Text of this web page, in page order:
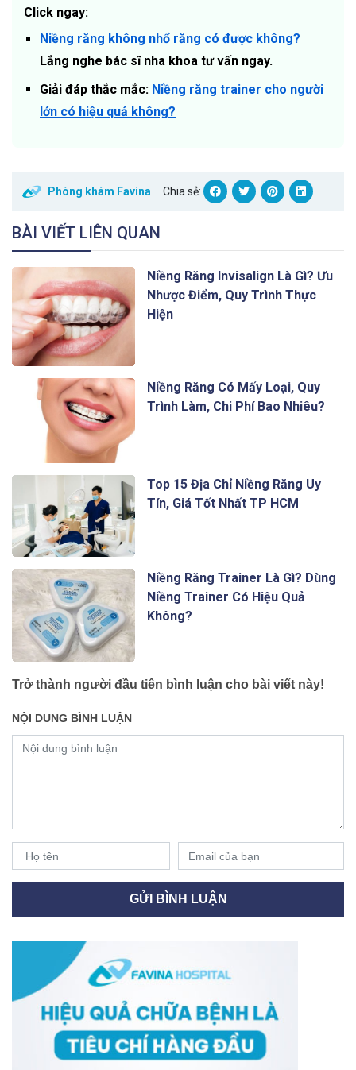
Click ngay:
Niềng răng không nhổ răng có được không?
Lắng nghe bác sĩ nha khoa tư vấn ngay.
Giải đáp thắc mắc: Niềng răng trainer cho người
lớn có hiệu quả không?
Phòng khám Favina Chia sẻ:
BÀI VIẾT LIÊN QUAN
Niềng Răng Invisalign Là Gì? Ưu
Nhược Điểm, Quy Trình Thực
Hiện
Niềng Răng Có Mấy Loại, Quy
Trình Làm, Chi Phí Bao Nhiêu?
Top 15 Địa Chỉ Niềng Răng Uy
Tín, Giá Tốt Nhất TP HCM
Niềng Răng Trainer Là Gì? Dùng
Niềng Trainer Có Hiệu Quả
Không?
Trở thành người đầu tiên bình luận cho bài viết này!
NỘI DUNG BÌNH LUẬN